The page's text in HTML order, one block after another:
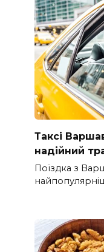
Таксі
надійний
Поїздка з